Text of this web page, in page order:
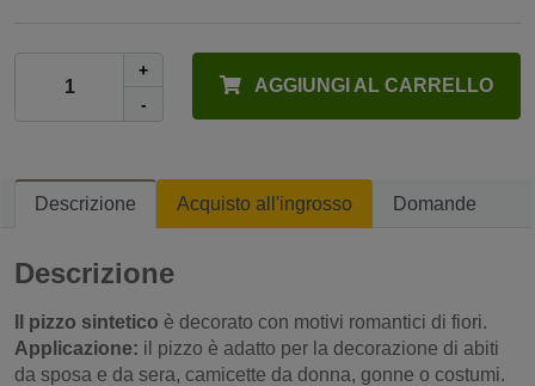
+
-
AGGIUNGI AL CARRELLO
Descrizione Acquisto all'ingrosso Domande
Descrizione
Il pizzo sintetico è decorato con motivi romantici di fiori.
Applicazione: il pizzo è adatto per la decorazione di abiti
da sposa e da sera, camicette da donna, gonne o costumi.